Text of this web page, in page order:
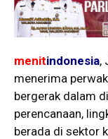
menitindonesia,
menerima
bergerak dalam
perencanaan,
berada di sektor